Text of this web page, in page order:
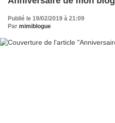
Publié le 19/02/2019 à 21:09
Par mimiblogue